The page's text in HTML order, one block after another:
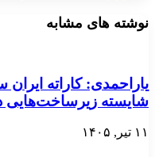
نوشته های مشابه
یاراحمدی: کاراته
شایسته زیرساخت‌هایی
۱۱ تیر, ۱۴۰۵